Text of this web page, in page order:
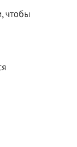
чтобы